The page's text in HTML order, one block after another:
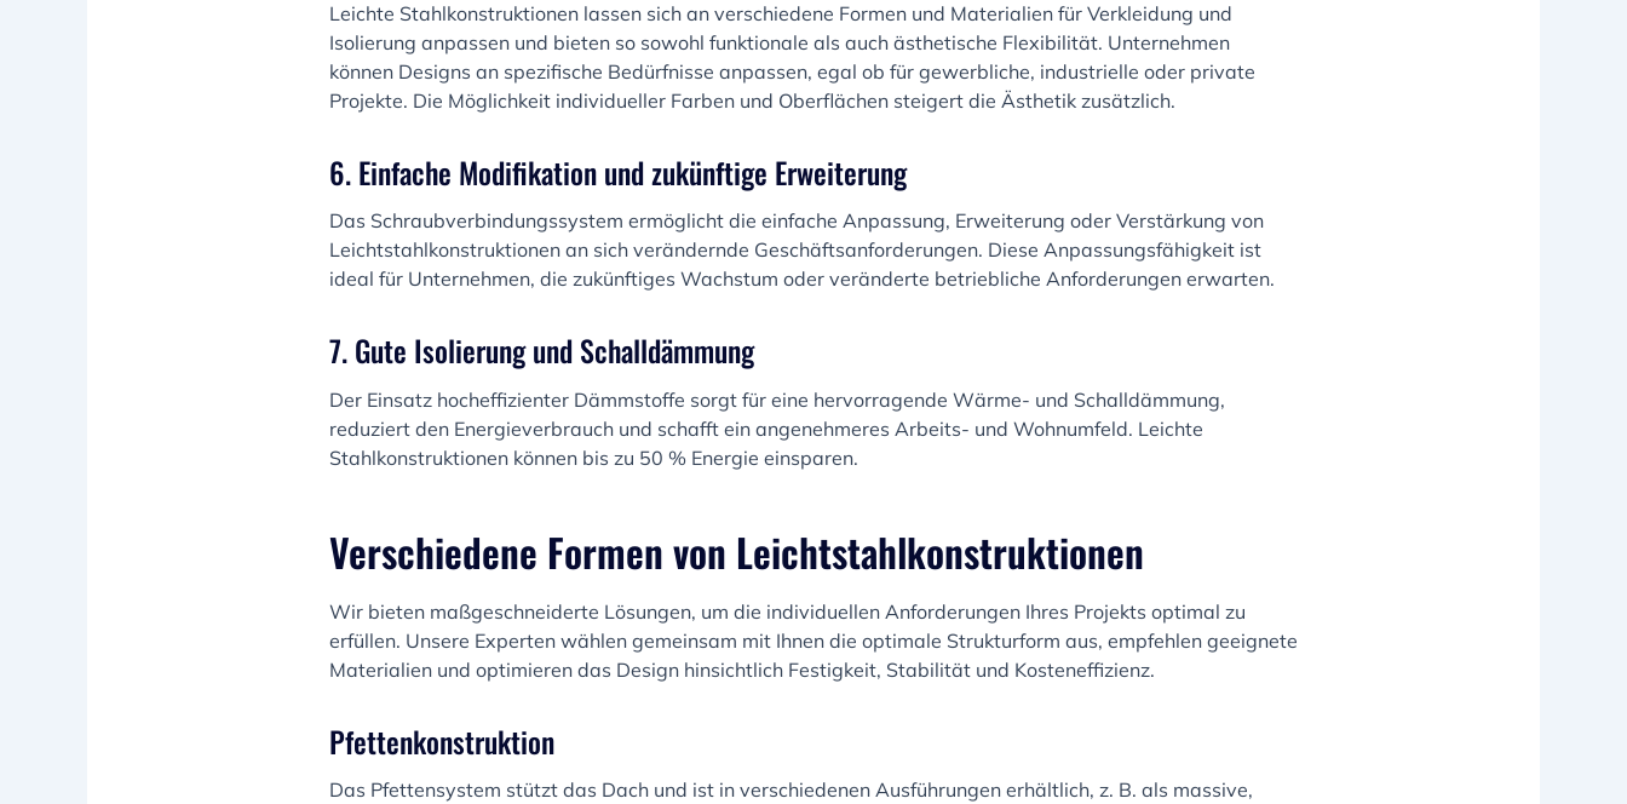
Leichte Stahlkonstruktionen lassen sich an verschiedene Formen und Materialien für Verkleidung und
Isolierung anpassen und bieten so sowohl funktionale als auch ästhetische Flexibilität. Unternehmen
können Designs an spezifische Bedürfnisse anpassen, egal ob für gewerbliche, industrielle oder private
Projekte. Die Möglichkeit individueller Farben und Oberflächen steigert die Ästhetik zusätzlich.
6. Einfache Modifikation und zukünftige Erweiterung
Das Schraubverbindungssystem ermöglicht die einfache Anpassung, Erweiterung oder Verstärkung von
Leichtstahlkonstruktionen an sich verändernde Geschäftsanforderungen. Diese Anpassungsfähigkeit ist
ideal für Unternehmen, die zukünftiges Wachstum oder veränderte betriebliche Anforderungen erwarten.
7. Gute Isolierung und Schalldämmung
Der Einsatz hocheffizienter Dämmstoffe sorgt für eine hervorragende Wärme- und Schalldämmung,
reduziert den Energieverbrauch und schafft ein angenehmeres Arbeits- und Wohnumfeld. Leichte
Stahlkonstruktionen können bis zu 50 % Energie einsparen.
Verschiedene Formen von Leichtstahlkonstruktionen
Wir bieten maßgeschneiderte Lösungen, um die individuellen Anforderungen Ihres Projekts optimal zu
erfüllen. Unsere Experten wählen gemeinsam mit Ihnen die optimale Strukturform aus, empfehlen geeignete
Materialien und optimieren das Design hinsichtlich Festigkeit, Stabilität und Kosteneffizienz.
Pfettenkonstruktion
Das Pfettensystem stützt das Dach und ist in verschiedenen Ausführungen erhältlich, z. B. als massive,